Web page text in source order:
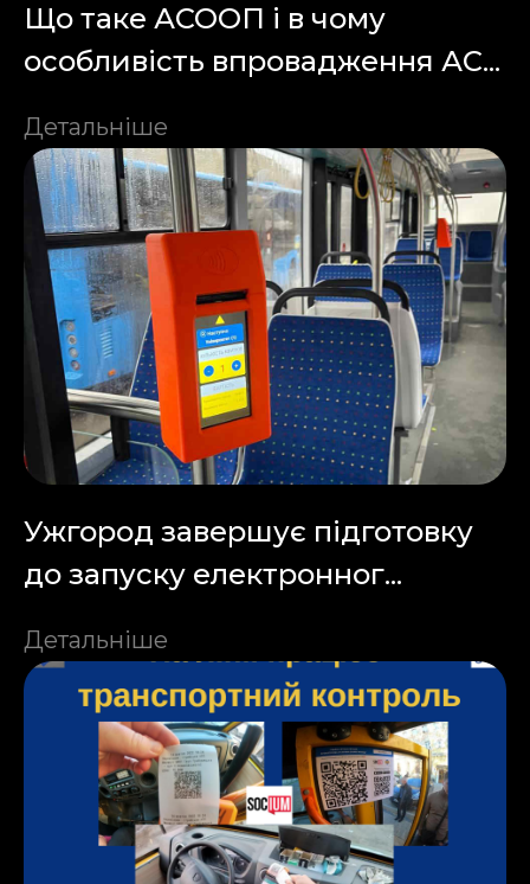
Що таке АСООП і в чому
особливість впровадження АС...
Детальніше
Ужгород завершує підготовку
до запуску електронног...
Детальніше